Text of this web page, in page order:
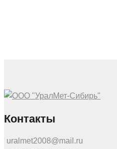
Контакты
uralmet2008@mail.ru